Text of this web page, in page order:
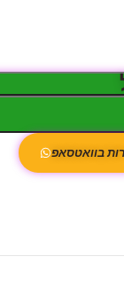
בוואטסאפ